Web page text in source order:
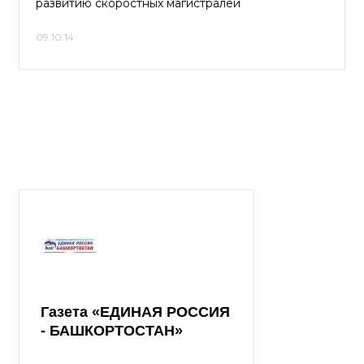
развитию скоростных магистралей
09.10.14
Газета «ЕДИНАЯ РОССИЯ
- БАШКОРТОСТАН»